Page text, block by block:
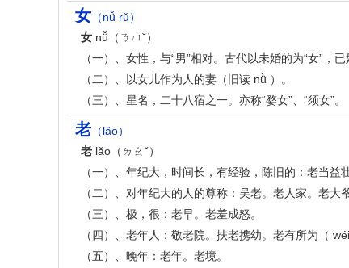
女 （nǚ rǔ）
女 nǚ（ㄋㄩˇ）
（一）、女性，与“男”相对。古代以未婚的为“女”，
（二）、以女儿作为人的妻（旧读 nǜ ）。
（三）、星名，二十八宿之一。亦称“婺女”、“须女”。
老 （lǎo）
老 lǎo（ㄌㄠˇ）
（一）、年纪大，时间长，有经验，陈旧的：老当益
（二）、对年纪大的人的尊称：吴老。老人家。老大爷
（三）、极，很：老早。老羞成怒。
（四）、老年人：敬老院。扶老携幼。老有所为（ wéi
（五）、晚年：老年。老境。